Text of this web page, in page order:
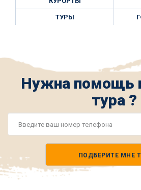
ТУРЫ
Нужна помощь
тура ?
ПОДБЕРИТЕ МНЕ